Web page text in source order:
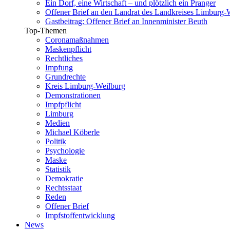
Ein Dorf, eine Wirtschaft – und plötzlich ein Pranger
Offener Brief an den Landrat des Landkreises Limburg-
Gastbeitrag: Offener Brief an Innenminister Beuth
Top-Themen
Coronamaßnahmen
Maskenpflicht
Rechtliches
Impfung
Grundrechte
Kreis Limburg-Weilburg
Demonstrationen
Impfpflicht
Limburg
Medien
Michael Köberle
Politik
Psychologie
Maske
Statistik
Demokratie
Rechtsstaat
Reden
Offener Brief
Impfstoffentwicklung
News